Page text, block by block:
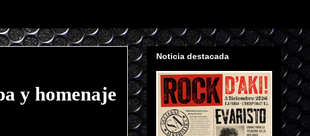
y homenaje
Noticia destacada